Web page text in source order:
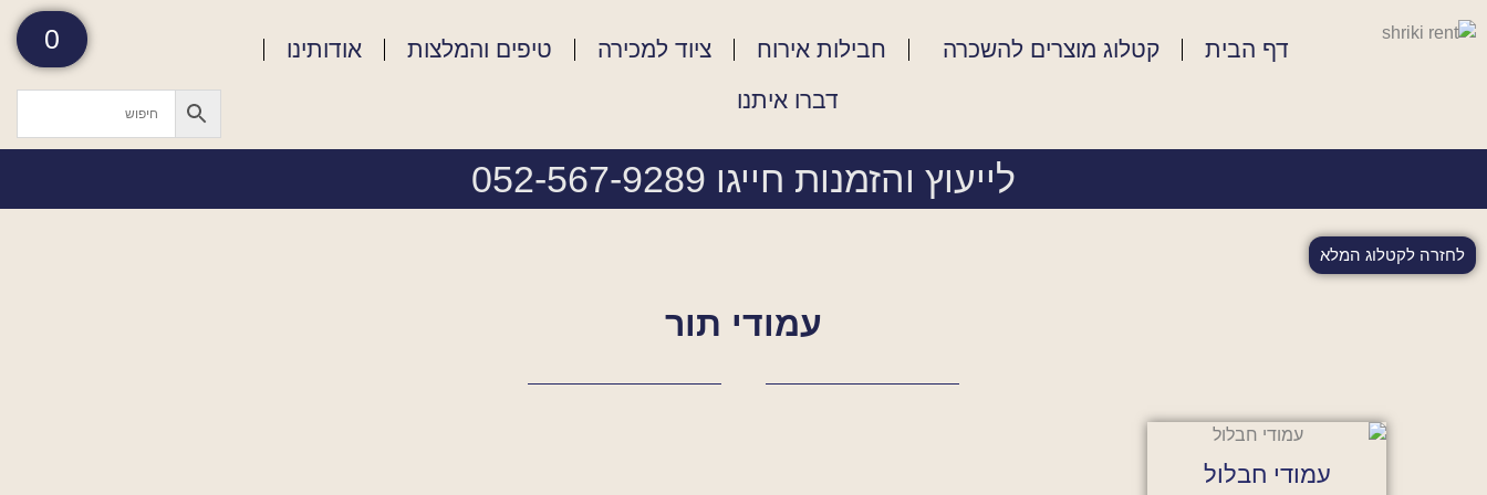
דף הבית קטלוג מוצרים להשכרה חבילות אירוח ציוד למכירה טיפים והמלצות
אודותינו
דברו איתנו
0
לייעוץ והזמנות חייגו 052-567-9289
לחזרה לקטלוג המלא
עמודי תור
עמודי חבלול